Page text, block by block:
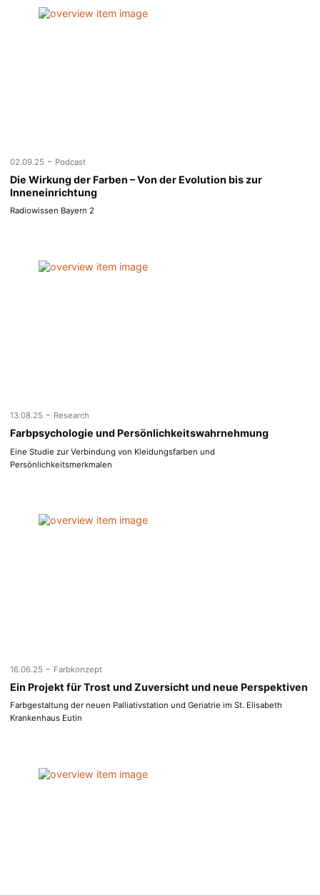
02.09.25 - Podcast
Die Wirkung der Farben – Von der Evolution bis zur
Inneneinrichtung
Radiowissen Bayern 2
13.08.25 - Research
Farbpsychologie und Persönlichkeitswahrnehmung
Eine Studie zur Verbindung von Kleidungsfarben und
Persönlichkeitsmerkmalen
16.06.25 - Farbkonzept
Ein Projekt für Trost und Zuversicht und neue Perspektiven
Farbgestaltung der neuen Palliativstation und Geriatrie im St. Elisabeth
Krankenhaus Eutin